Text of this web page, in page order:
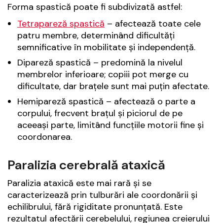
Forma spastică poate fi subdivizată astfel:
Tetrapareză spastică – afectează toate cele
patru membre, determinând dificultăți
semnificative în mobilitate și independență.
Dipareză spastică – predomină la nivelul
membrelor inferioare; copiii pot merge cu
dificultate, dar brațele sunt mai puțin afectate.
Hemipareză spastică – afectează o parte a
corpului, frecvent brațul și piciorul de pe
aceeași parte, limitând funcțiile motorii fine și
coordonarea.
Paralizia cerebrală ataxică
Paralizia ataxică este mai rară și se
caracterizează prin tulburări ale coordonării și
echilibrului, fără rigiditate pronunțată. Este
rezultatul afectării cerebelului, regiunea creierului